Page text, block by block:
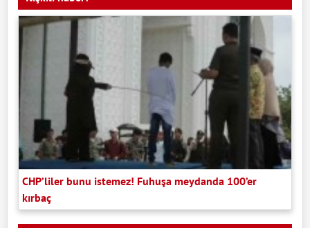
CHP’liler bunu istemez! Fuhuşa meydanda 100’er
kırbaç